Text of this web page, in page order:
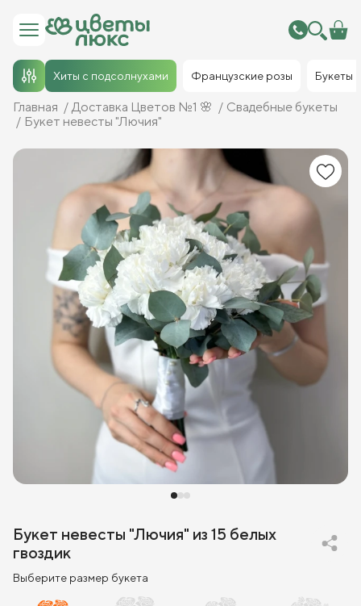
Хиты с подсолнухами Французские розы Букеты
Главная Доставка Цветов №1 🌸
Свадебные букеты
Букет невесты "Лючия"
Букет невесты "Лючия" из 15 белых
гвоздик
Выберите размер букета